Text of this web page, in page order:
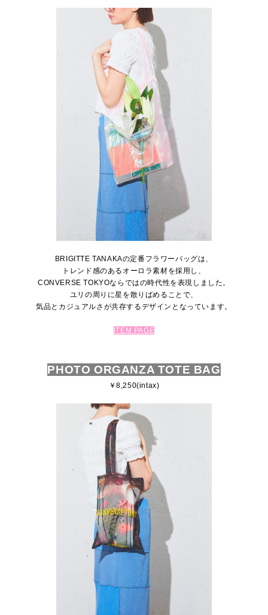
BRIGITTE TANAKAの定番フラワーバッグは、
トレンド感のあるオーロラ素材を採用し、
CONVERSE TOKYOならではの時代性を表現しました。
ユリの周りに星を散りばめることで、
気品とカジュアルさが共存するデザインとなっています。
ITEM PAGE
PHOTO ORGANZA TOTE BAG
￥8,250(intax)